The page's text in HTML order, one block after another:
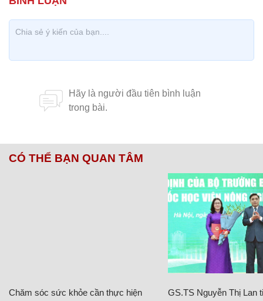
CÓ THỂ BẠN QUAN TÂM
Chăm sóc sức khỏe cần thực hiện
GS.TS Nguyễn Thị Lan